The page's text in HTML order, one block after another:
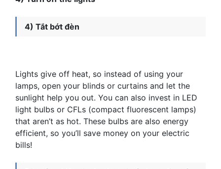
4) Tắt bớt đèn
Lights give off heat, so instead of using your
lamps, open your blinds or curtains and let the
sunlight help you out. You can also invest in LED
light bulbs or CFLs (compact fluorescent lamps)
that aren’t as hot. These bulbs are also energy
efficient, so you’ll save money on your electric
bills!